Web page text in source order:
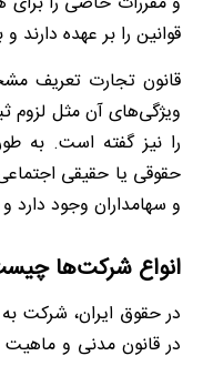
قوانین را بر عهده دارند
قانون تجارت تعریف
ویژگی‌های آن مثل
را نیز گفته است. به
حقوقی یا حقیقی
و سهامداران وجود
انواع شرکت‌ها
در حقوق ایران، شرکت
در قانون مدنی و ماهیت